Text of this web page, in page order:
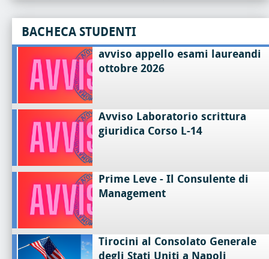
BACHECA STUDENTI
avviso appello esami laureandi
ottobre 2026
Avviso Laboratorio scrittura
giuridica Corso L-14
Prime Leve - Il Consulente di
Management
Tirocini al Consolato Generale
degli Stati Uniti a Napoli